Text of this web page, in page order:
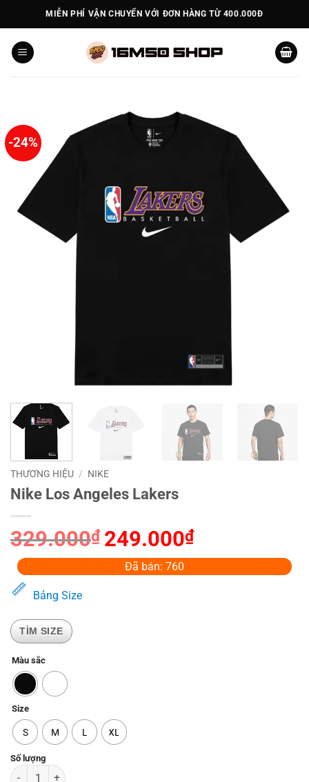
qua
nội
dung
MIỄN PHÍ VẬN CHUYỂN VỚI ĐƠN HÀNG TỪ 400.000Đ
-24%
THƯƠNG HIỆU / NIKE
Nike Los Angeles Lakers
329.000₫ Giá
gốc
249.000₫Giá
Đã bán: 760
Bảng Size
TÌM SIZE
Màu sắc
Size
S M L XL
Nike Los Angeles Lakers số lượng